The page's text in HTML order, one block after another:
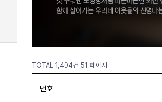
TOTAL 1,404건 51 페이지
번호